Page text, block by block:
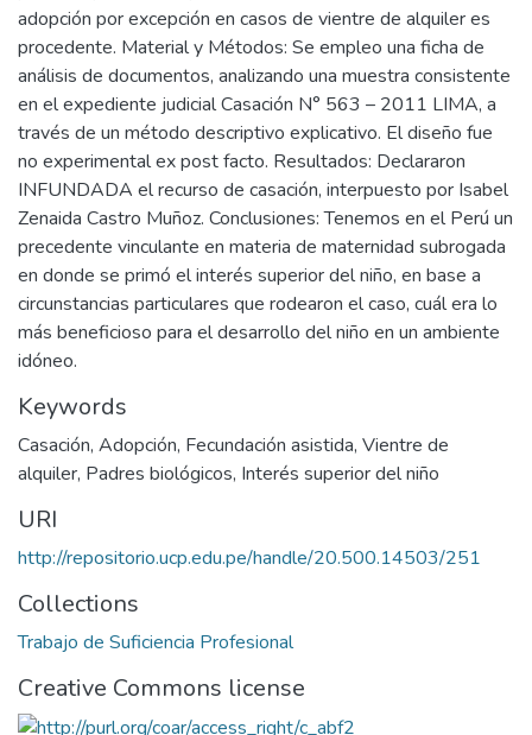
adopción por excepción en casos de vientre de alquiler es
procedente. Material y Métodos: Se empleo una ficha de
análisis de documentos, analizando una muestra consistente
en el expediente judicial Casación N° 563 – 2011 LIMA, a
través de un método descriptivo explicativo. El diseño fue
no experimental ex post facto. Resultados: Declararon
INFUNDADA el recurso de casación, interpuesto por Isabel
Zenaida Castro Muñoz. Conclusiones: Tenemos en el Perú un
precedente vinculante en materia de maternidad subrogada
en donde se primó el interés superior del niño, en base a
circunstancias particulares que rodearon el caso, cuál era lo
más beneficioso para el desarrollo del niño en un ambiente
idóneo.
Keywords
Casación, Adopción, Fecundación asistida, Vientre de
alquiler, Padres biológicos, Interés superior del niño
URI
http://repositorio.ucp.edu.pe/handle/20.500.14503/251
Collections
Trabajo de Suficiencia Profesional
Creative Commons license